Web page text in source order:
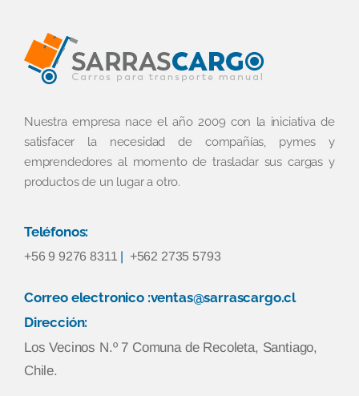
Nuestra empresa nace el año 2009 con la iniciativa de
satisfacer la necesidad de compañías, pymes y
emprendedores al momento de trasladar sus cargas y
productos de un lugar a otro.
Teléfonos:
+56 9 9276 8311 | +562 2735 5793
Correo electronico :ventas@sarrascargo.cl
Dirección:
Los Vecinos N.º 7 Comuna de Recoleta, Santiago,
Chile.